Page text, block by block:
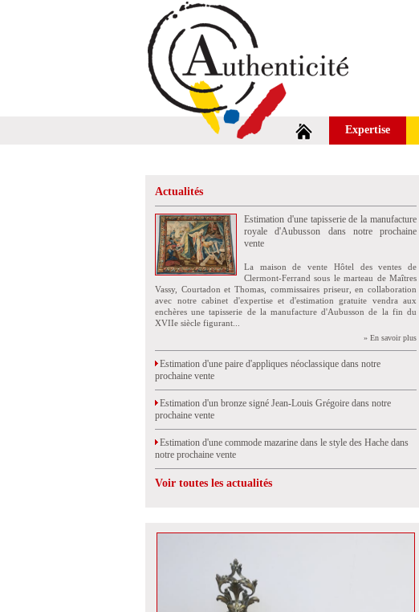
Expertise
Actualités
Estimation d'une tapisserie de la manufacture
royale d'Aubusson dans notre prochaine
vente
La maison de vente Hôtel des ventes de
Clermont-Ferrand sous le marteau de Maîtres
Vassy, Courtadon et Thomas, commissaires priseur, en collaboration
avec notre cabinet d'expertise et d'estimation gratuite vendra aux
enchères une tapisserie de la manufacture d'Aubusson de la fin du
XVIIe siècle figurant...
» En savoir plus
Estimation d'une paire d'appliques néoclassique dans notre
prochaine vente
Estimation d'un bronze signé Jean-Louis Grégoire dans notre
prochaine vente
Estimation d'une commode mazarine dans le style des Hache dans
notre prochaine vente
Voir toutes les actualités